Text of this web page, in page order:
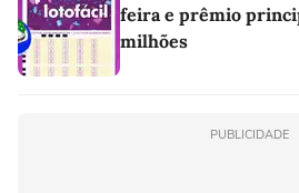
feira e prêmio
milhões
PUBLICIDADE